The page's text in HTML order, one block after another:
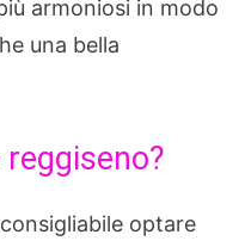
armoniosi in modo
una bella
optare